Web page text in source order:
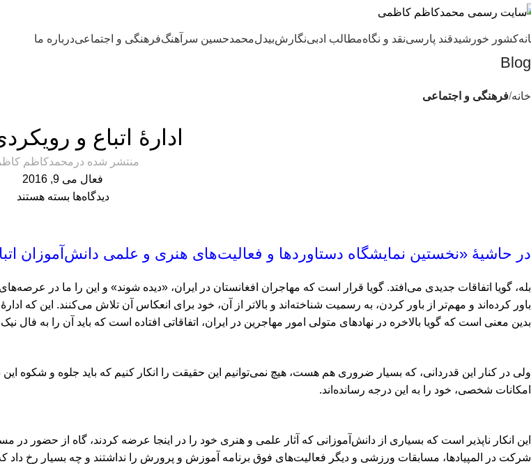
کشور خورشیدقند پارسینقد و نگاهمطالب ادبینگارشبیدلمحمدحسین سرآهنگفرهنگی و اجتماعیدرباره ما
Blog
خانه فرهنگی و اجتماعی
ادارۀ اتباع و
منتشر شده در محمدكاظم
فعال می 9, 2016
دیدگاه‌ها بسته هستند
در حاشیۀ «نخستین نمایشگاه دستاوردها و فعالیت‌های هنری و علمی دانش‌آموزان
بله، گویا اتفاقات جدیدی می‌افتد. گویا قرار است که مهاجران افغانستان در ایران، «دیده شوند» و این را ما در
باور کرده‌اند و مهم‌تر از باور کردن، به رسمیت شناخته‌اند و بالاتر از آن، خود برای انعکاس آن تلاش می‌کنند. این که
بدین معنی است که گویا بالاخره در نهادهای متولی امور مهاجرین در ایران، اتفاقاتی افتاده است که باید آن را به فال
ولی در کنار این قدردانی، که بسیار ضروری هم هست، هیچ نمی‌توانیم این حقیقت را انکار کنیم که باید جلوه و شکوه
امکانات شخصی، خود را به این درجه رسانده‌اند.
این انکار ناپذیر است که بسیاری از دانش‌آموزانی که آثار علمی و هنری خود را در اینجا عرضه کردند، گاه از حضور
شرکت در المپیادها، مسابقات ورزشی و دیگر فعالیت‌های فوق برنامه آموزش و پرورش را نداشتند و چه بسیار رخ داد